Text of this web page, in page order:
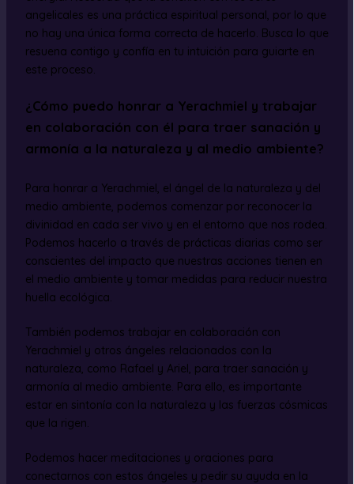
angelicales es una práctica espiritual personal, por lo que
no hay una única forma correcta de hacerlo. Busca lo que
resuena contigo y confía en tu intuición para guiarte en
este proceso.
¿Cómo puedo honrar a Yerachmiel y trabajar
en colaboración con él para traer sanación y
armonía a la naturaleza y al medio ambiente?
Para honrar a Yerachmiel, el ángel de la naturaleza y del
medio ambiente, podemos comenzar por reconocer la
divinidad en cada ser vivo y en el entorno que nos rodea.
Podemos hacerlo a través de prácticas diarias como ser
conscientes del impacto que nuestras acciones tienen en
el medio ambiente y tomar medidas para reducir nuestra
huella ecológica.
También podemos trabajar en colaboración con
Yerachmiel y otros ángeles relacionados con la
naturaleza, como Rafael y Ariel, para traer sanación y
armonía al medio ambiente. Para ello, es importante
estar en sintonía con la naturaleza y las fuerzas cósmicas
que la rigen.
Podemos hacer meditaciones y oraciones para
conectarnos con estos ángeles y pedir su ayuda en la